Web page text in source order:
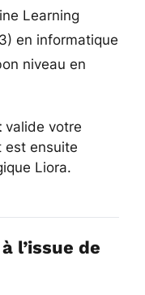
Learning
en informatique
niveau en
valide votre
est ensuite
Liora.
l’issue de